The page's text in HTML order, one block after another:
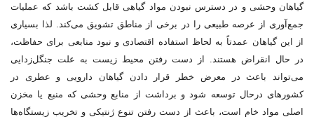
گیاهان وحشی و در دسترس نبودن مواد گیاهی قابل کشت باشد که عملیات
جمع‌آوری از عرصه طبیعی را در برخی از مناطق تشویق می‌کند. لذا بسیاری
از این گیاهان عمدتاً به لحاظ استفاده اقتصادی و نبود منابعی برای حفاظت،
در حال انقراض هستند. از دست رفتن محیط زیست به علت جنگل‌زدایی
می‌تواند باعث در معرض خطر قرار دادن گیاهان دارویی و عطری در
کشورهای درحال توسعه شود و برداشت از منابع وحشی که منبع یا مخزن
اصلی مواد خام است، باعث از دست رفتن تنوع ژنتیکی و تخریب زیستگاه‌ها